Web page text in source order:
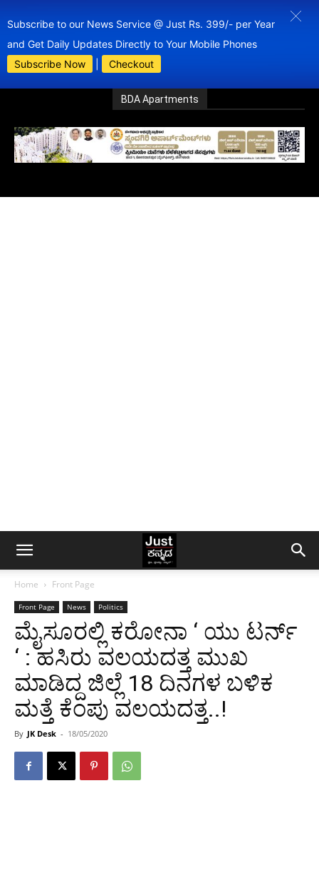
Subscribe to our News Service @ Just Rs. 399/- per Year
and Get Daily Updates Directly to Your Mobile Phones
Subscribe Now
Checkout
BDA Apartments
Home Front Page
Front Page News Politics
ಮೈಸೂರಲ್ಲಿ ಕರೋನಾ ‘ ಯು ಟರ್ನ್
‘ : ಹಸಿರು ವಲಯದತ್ತ ಮುಖ
ಮಾಡಿದ್ದ ಜಿಲ್ಲೆ 18 ದಿನಗಳ ಬಳಿಕ
ಮತ್ತೆ ಕೆಂಪು ವಲಯದತ್ತ..!
By JK Desk - 18/05/2020